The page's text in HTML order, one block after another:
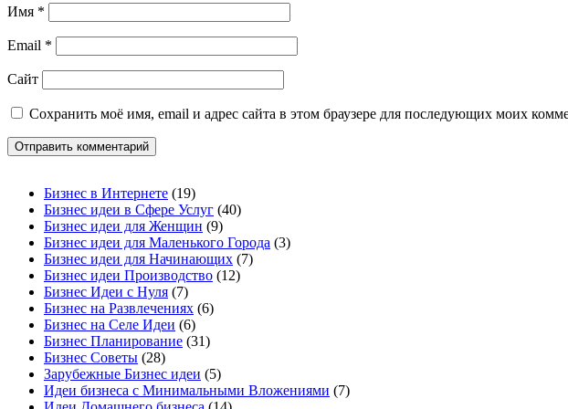
Имя *
Email *
Сайт
Сохранить моё имя, email и адрес сайта в этом браузере для последующих моих
Бизнес в Интернете (19)
Бизнес идеи в Сфере Услуг (40)
Бизнес идеи для Женщин (9)
Бизнес идеи для Маленького Города (3)
Бизнес идеи для Начинающих (7)
Бизнес идеи Производство (12)
Бизнес Идеи с Нуля (7)
Бизнес на Развлечениях (6)
Бизнес на Селе Идеи (6)
Бизнес Планирование (31)
Бизнес Советы (28)
Зарубежные Бизнес идеи (5)
Идеи бизнеса с Минимальными Вложениями (7)